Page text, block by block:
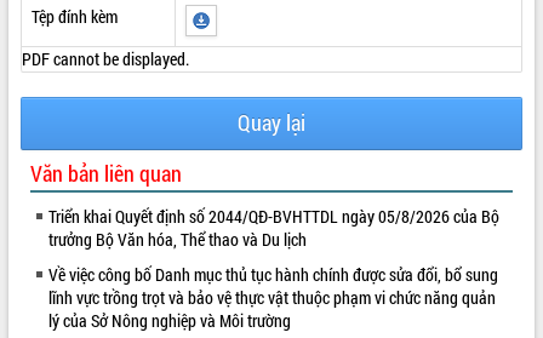
Tệp đính kèm
PDF cannot be displayed.
Quay lại
Văn bản liên quan
Triển khai Quyết định số 2044/QĐ-BVHTTDL ngày 05/8/2026 của Bộ
trưởng Bộ Văn hóa, Thể thao và Du lịch
Về việc công bố Danh mục thủ tục hành chính được sửa đổi, bổ sung
lĩnh vực trồng trọt và bảo vệ thực vật thuộc phạm vi chức năng quản
lý của Sở Nông nghiệp và Môi trường